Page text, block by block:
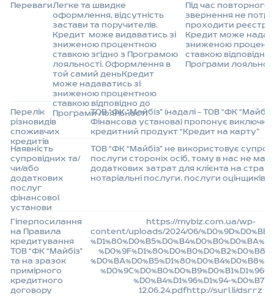
ПеревагиЛегке та швидке
оформлення, відсутність
застави та поручителів.
Кредит може видаватись зі
зниженою процентною
ставкою згідно з Програмою
лояльності. Оформлення в
той самий деньКредит
може надаватись зі
зниженою процентною
ставкою відповідно до
Програми лояльності
Під час повторного
звернення не
проходити
Кредит може
зниженою
ставкою відповідно
Програми
Перелік
різновидів
споживчих
кредитів
ТОВ “ФК “Майбіз” (надалі – ТОВ “ФК
Фінансова установа) пропонує
кредитний продукт “Кредит на карту”
Наявність
супровідних та/
чи/або
додаткових
послуг
фінансової
установи
ТОВ “ФК “Майбіз” не використовує
послуги стороніх осіб, тому в нас не має
додаткових затрат для клієнта на
нотаріальні послуги, послуги оцінщиків,
Гіперпосилання
на Правила
кредитування
ТОВ “ФК “Майбіз”
та на зразок
примірного
кредитного
договору
https://mybiz.com.ua/wp-
content/uploads/2024/06/
%D0%B4%D1%96%D1%94-%D0%B7-
12.06.24.pdfhttp://surl.li/dsrrz